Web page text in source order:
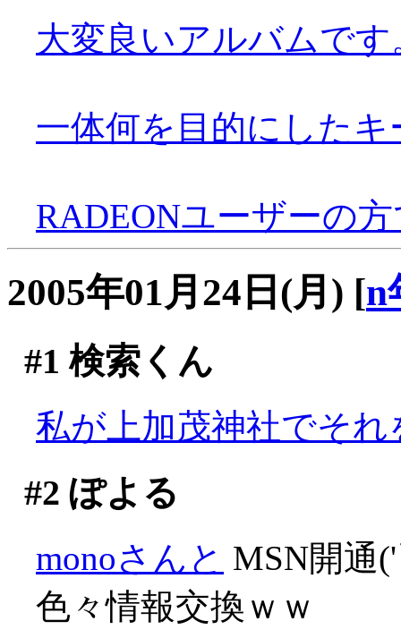
大変良いアルバムで
一体何を目的にした
RADEONユーザーの
2005年01月24日(月) [n
#1 検索くん
私が上加茂神社でそ
#2 ぽよる
monoさんと MSN開通
色々情報交換ｗｗ